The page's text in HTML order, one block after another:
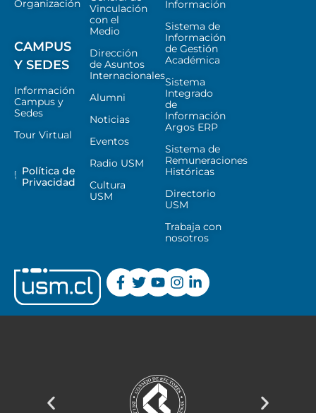
Organización
CAMPUS
Y SEDES
Información
Campus y
Sedes
Tour Virtual
Política de
Privacidad
Vinculación
con el
Medio
Dirección
de Asuntos
Internacionales
Alumni
Noticias
Eventos
Radio USM
Cultura
USM
Información
Sistema de
Información
de Gestión
Académica
Sistema
Integrado
de
Información
Argos ERP
Sistema de
Remuneraciones
Históricas
Directorio
USM
Trabaja con
nosotros